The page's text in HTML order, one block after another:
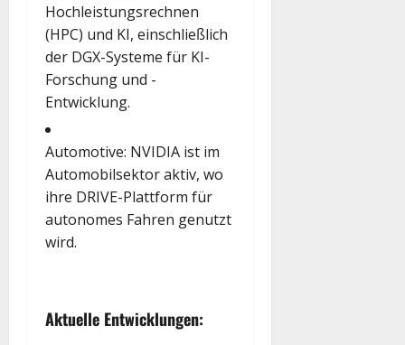
Hochleistungsrechnen
(HPC) und KI, einschließlich
der DGX-Systeme für KI-
Forschung und -
Entwicklung.
Automotive: NVIDIA ist im
Automobilsektor aktiv, wo
ihre DRIVE-Plattform für
autonomes Fahren genutzt
wird.
Aktuelle Entwicklungen: